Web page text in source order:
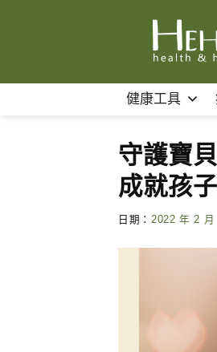
健康工具
守護寶
成就孩
日期： 2022 年 2 月